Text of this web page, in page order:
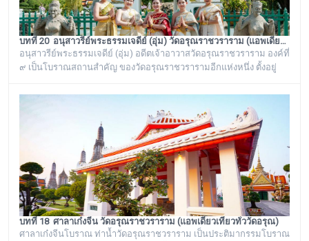
บทที่ 20 อนุสาวรีย์พระธรรมเจดีย์ (อุ่ม) วัดอรุณราชวราราม (แอพเดียวเที่ยวทั่ววัดอรุณ)
อนุสาวรีย์พระธรรมเจดีย์ (อุ่ม) อดีตเจ้าอาวาสวัดอรุณราชวราราม องค์ที่
๙ เป็นโบราณสถานสำคัญ ของวัดอรุณราชวรารามอีกแห่งหนึ่ง ตั้งอยู่
วัดริมแม่น้ำเจ้าพระยา ภายในรั้วอนุสาวรีย์สำคัญของวัดอรุณ
ราชวรารามแห่งนี้ จะมีโกศหินทรายโบราณสีเขียวแบบจีน ซึ่งเป็นสถาน
ที่บรรจุบรรจุอัฐิของพระธรรมเจดีย์ (อุ่ม) อดีตเจ้าอาวาสวัดอรุณ
ราชวราราม องค์ที่ ๙
บทที่ 18 ศาลาเก๋งจีน วัดอรุณราชวราราม (แอพเดียวเที่ยวทั่ววัดอรุณ)
ศาลาเก๋งจีนโบราณ ท่าน้ำวัดอรุณราชวราราม เป็นประติมากรรมโบราณ